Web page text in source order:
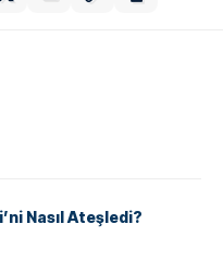
Nasıl Ateşledi?